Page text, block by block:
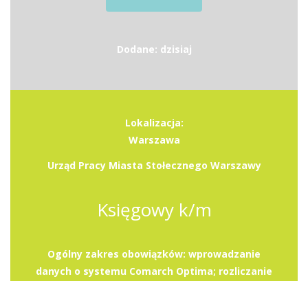
Dodane: dzisiaj
Lokalizacja:
Warszawa
Urząd Pracy Miasta Stołecznego Warszawy
Księgowy k/m
Ogólny zakres obowiązków: wprowadzanie
danych o systemu Comarch Optima; rozliczanie